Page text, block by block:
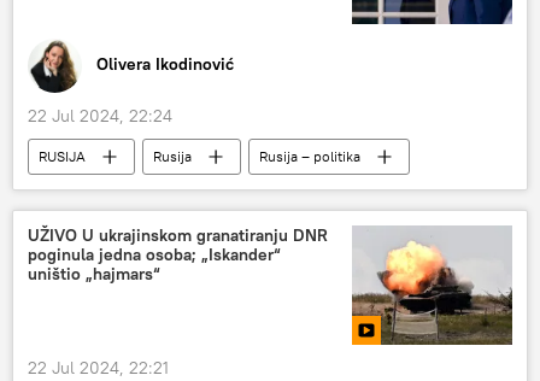
Olivera Ikodinović
22 Jul 2024, 22:24
RUSIJA Rusija
Rusija – politika
Svet
Analize i mišljenja
Specijalna vojna operacija u Ukrajini – vesti
SAD
Izbori u Americi Džozef Bajden
UŽIVO U ukrajinskom granatiranju DNR
poginula jedna osoba; „Iskander“
uništio „hajmars“
22 Jul 2024, 22:21